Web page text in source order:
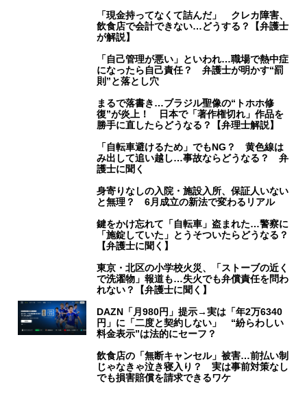
「現金持ってなくて詰んだ」 クレカ障害、
飲食店で会計できない…どうする？【弁護士
が解説】
「自己管理が悪い」といわれ…職場で熱中症
になったら自己責任？ 弁護士が明かす“罰
則”と落とし穴
まるで落書き…ブラジル聖像の“トホホ修
復”が炎上！ 日本で「著作権切れ」作品を
勝手に直したらどうなる？【弁理士解説】
「自転車避けるため」でもNG？ 黄色線は
み出して追い越し…事故ならどうなる？ 弁
護士に聞く
身寄りなしの入院・施設入所、保証人いない
と無理？ 6月成立の新法で変わるリアル
鍵をかけ忘れて「自転車」盗まれた…警察に
「施錠していた」とうそついたらどうなる？
【弁護士に聞く】
東京・北区の小学校火災、「ストーブの近く
で洗濯物」報道も…失火でも弁償責任を問わ
れない？【弁護士に聞く】
DAZN「月980円」提示→実は「年2万6340
円」に「二度と契約しない」 “紛らわしい
料金表示”は法的にセーフ？
飲食店の「無断キャンセル」被害…前払い制
じゃなきゃ泣き寝入り？ 実は事前対策なし
でも損害賠償を請求できるワケ